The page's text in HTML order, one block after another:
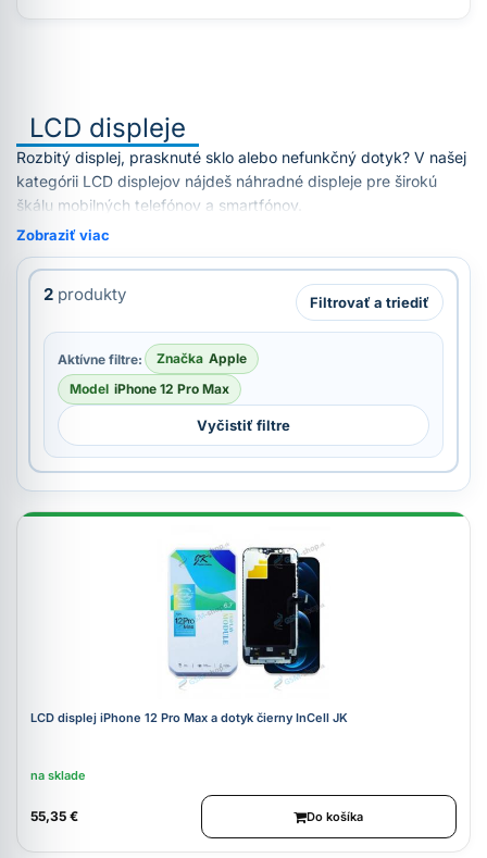
LCD displeje
Rozbitý displej, prasknuté sklo alebo nefunkčný dotyk? V našej
kategórii LCD displejov nájdeš náhradné displeje pre širokú
škálu mobilných telefónov a smartfónov.
Zobraziť viac
2 produkty Filtrovať a triediť
Aktívne filtre: Značka Apple
Model iPhone 12 Pro Max
Vyčistiť filtre
LCD displej iPhone 12 Pro Max a dotyk čierny InCell JK
na sklade
55,35 € Do košíka